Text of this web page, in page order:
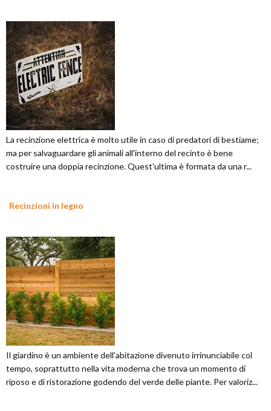
La recinzione elettrica è molto utile in caso di predatori di bestiame;
ma per salvaguardare gli animali all'interno del recinto è bene
costruire una doppia recinzione. Quest'ultima è formata da una r...
Recinzioni in legno
Il giardino è un ambiente dell'abitazione divenuto irrinunciabile col
tempo, soprattutto nella vita moderna che trova un momento di
riposo e di ristorazione godendo del verde delle piante. Per valoriz...